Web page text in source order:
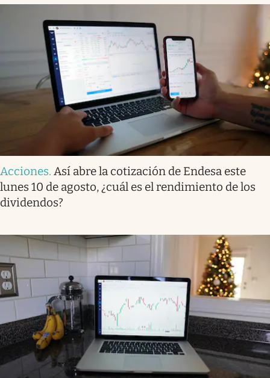
Acciones. Así abre la cotización de Endesa este
lunes 10 de agosto, ¿cuál es el rendimiento de los
dividendos?